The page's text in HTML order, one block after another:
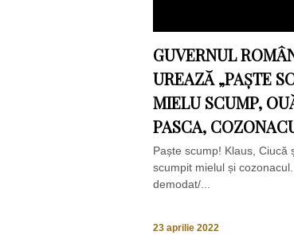
GUVERNUL
UREAZĂ „PAȘTE
MIELU SCUMP,
PASCA,
Paște scump! Klaus, Ciucă
scumpit mielul și
demodat/...
23 aprilie 2022